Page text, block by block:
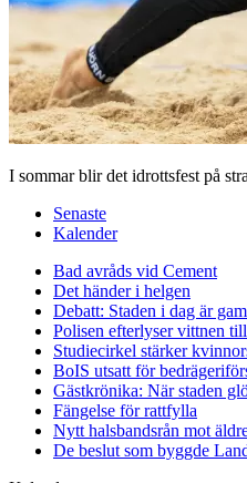
I sommar blir det idrottsfest på
Senaste
Kalender
Bad avråds vid Cement
Det händer i helgen
Debatt: Staden i dag är
Polisen efterlyser vittnen
Studiecirkel stärker
BoIS utsatt för
Gästkrönika: När staden
Fängelse för rattfylla
Nytt halsbandsrån mot
De beslut som byggde